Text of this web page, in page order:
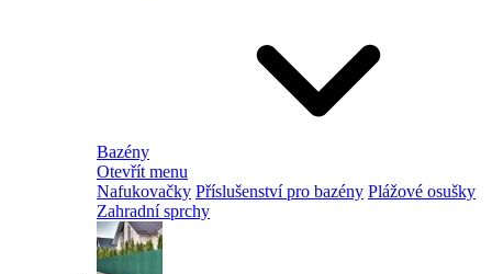
Bazény
Otevřít menu
Nafukovačky Příslušenství pro bazény Plážové osušky
Zahradní sprchy